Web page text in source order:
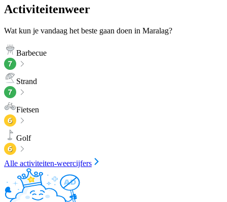
Activiteitenweer
Wat kun je vandaag het beste gaan doen in Maralag?
Barbecue
Strand
Fietsen
Golf
Alle activiteiten-weercijfers